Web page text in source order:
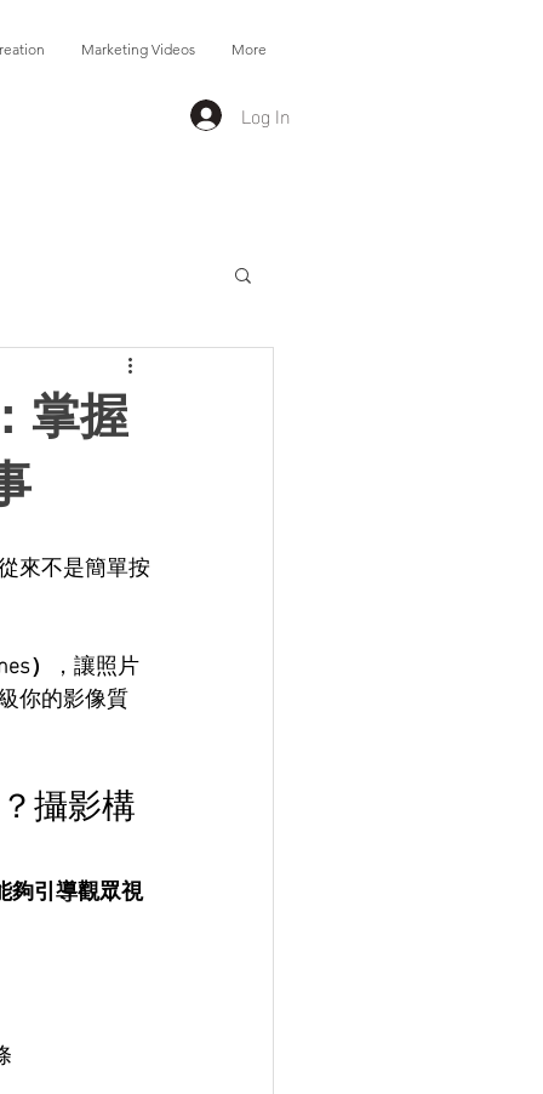
Marketing Videos More
Log In
掌握
來不是簡單按
） ，讓照片
你的影像質
攝影構
夠引導觀眾視